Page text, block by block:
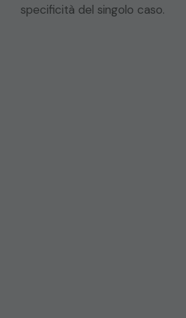
specificità del singolo caso.